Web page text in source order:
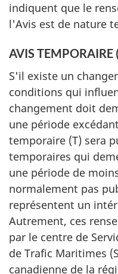
indiquent que le
l'Avis est de nature
AVIS TEMPORAIRE
S'il existe un
conditions qui
changement doit
une période
temporaire (T) sera
temporaires qui
une période de
normalement pas
représentent un
Autrement, ces
par le centre de
de Trafic Maritimes
canadienne de la